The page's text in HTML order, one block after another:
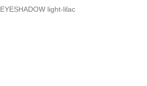
EYESHADOW light-lilac